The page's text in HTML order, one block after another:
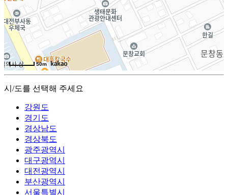
50m
시/도를 선택해 주세요
강원도
경기도
경상남도
경상북도
광주광역시
대구광역시
대전광역시
부산광역시
서울특별시